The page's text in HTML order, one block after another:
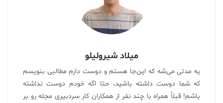
میلاد شیرولیلو
یه مدتی می‌شه که این‌جا هستم و دوست دارم مطالبی بنویسم
که شما دوست داشته باشید، حتا اگه خودم دوست نداشته
باشم! قبلاً همراه با چند نفر از همکاران کار سردبیری مجله رو بر